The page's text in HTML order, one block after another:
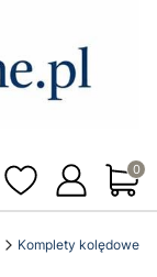
Komplety kolędowe